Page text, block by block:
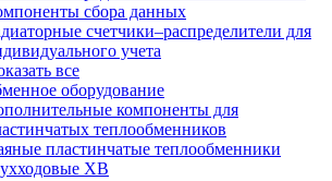
сбора данных
счетчики–распределители для
учета
все
оборудование
компоненты для
теплообменников
пластинчатые теплообменники
XB